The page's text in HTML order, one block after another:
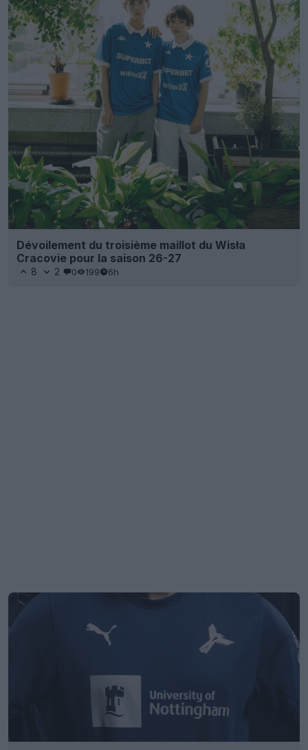
Dévoilement du troisième maillot du Wisła
Cracovie pour la saison 26-27
8 2 0 199 6h